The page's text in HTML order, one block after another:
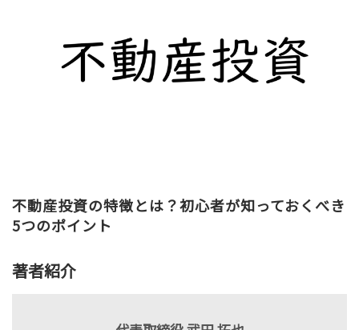
不動産投資の特徴とは？初心者が知っておくべき
5つのポイント
著者紹介